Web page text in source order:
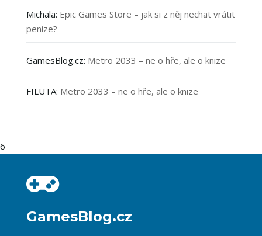
Michala: Epic Games Store – jak si z něj nechat vrátit
peníze?
GamesBlog.cz: Metro 2033 – ne o hře, ale o knize
FILUTA: Metro 2033 – ne o hře, ale o knize
6
GamesBlog.cz